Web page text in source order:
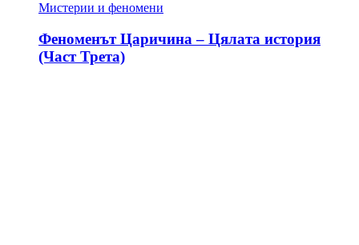
Мистерии и феномени
Феноменът Царичина – Цялата история
(Част Трета)